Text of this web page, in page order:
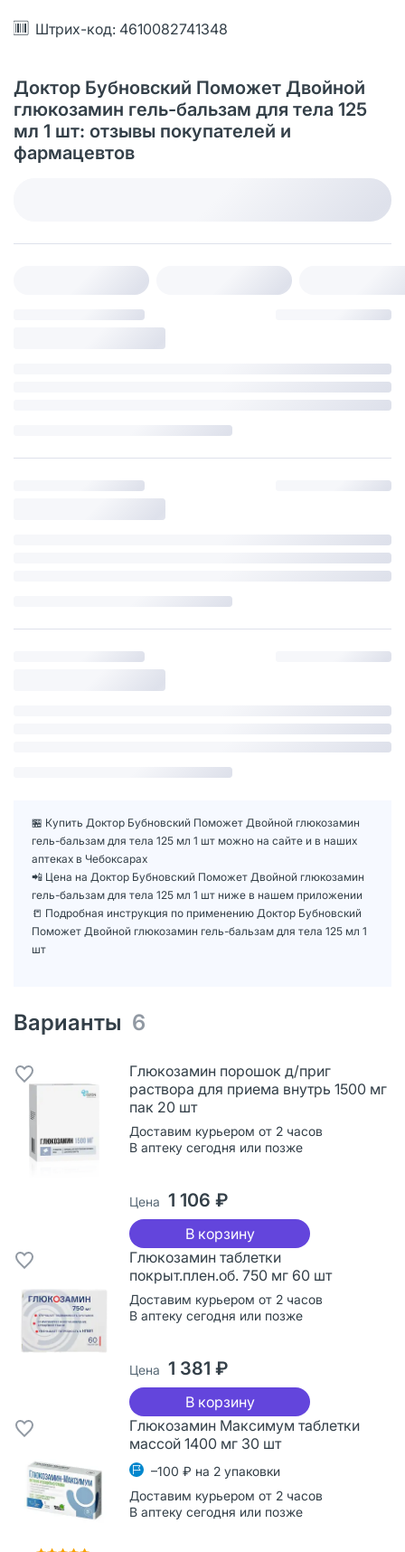
Штрих-код: 4610082741348
Доктор Бубновский Поможет Двойной
глюкозамин гель-бальзам для тела 125
мл 1 шт: отзывы покупателей и
фармацевтов
🏪 Купить Доктор Бубновский Поможет Двойной глюкозамин
гель-бальзам для тела 125 мл 1 шт можно на сайте и в наших
аптеках в Чебоксарах
📲 Цена на Доктор Бубновский Поможет Двойной глюкозамин
гель-бальзам для тела 125 мл 1 шт ниже в нашем приложении
📒 Подробная инструкция по применению Доктор Бубновский
Поможет Двойной глюкозамин гель-бальзам для тела 125 мл 1
шт
Варианты 6
Глюкозамин порошок д/приг
раствора для приема внутрь 1500 мг
пак 20 шт
Доставим курьером от 2 часов
В аптеку сегодня или позже
Цена 1 106 ₽
В корзину
Глюкозамин таблетки
покрыт.плен.об. 750 мг 60 шт
Доставим курьером от 2 часов
В аптеку сегодня или позже
Цена 1 381 ₽
В корзину
Глюкозамин Максимум таблетки
массой 1400 мг 30 шт
–100 ₽ на 2 упаковки
Доставим курьером от 2 часов
В аптеку сегодня или позже